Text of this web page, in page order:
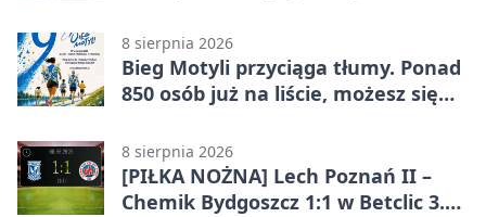
8 sierpnia 2026
Bieg Motyli przyciąga tłumy. Ponad
850 osób już na liście, możesz się
8 sierpnia 2026
[PIŁKA NOŻNA] Lech Poznań II –
Chemik Bydgoszcz 1:1 w Betclic 3.